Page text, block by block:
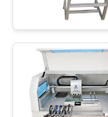
CHẤT
LƯỢNG
LIÊN
Lò